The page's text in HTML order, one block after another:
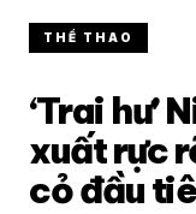
THỂ THAO
‘Trai hư’
xuất rực
cỏ đầu